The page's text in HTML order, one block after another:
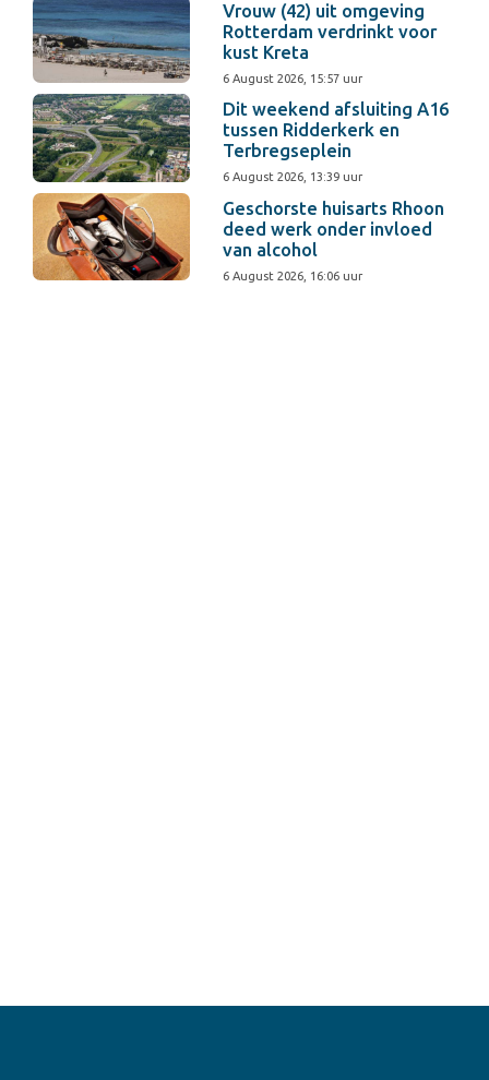
Vrouw (42) uit omgeving
Rotterdam verdrinkt voor
kust Kreta
6 August 2026, 15:57 uur
Dit weekend afsluiting A16
tussen Ridderkerk en
Terbregseplein
6 August 2026, 13:39 uur
Geschorste huisarts Rhoon
deed werk onder invloed
van alcohol
6 August 2026, 16:06 uur